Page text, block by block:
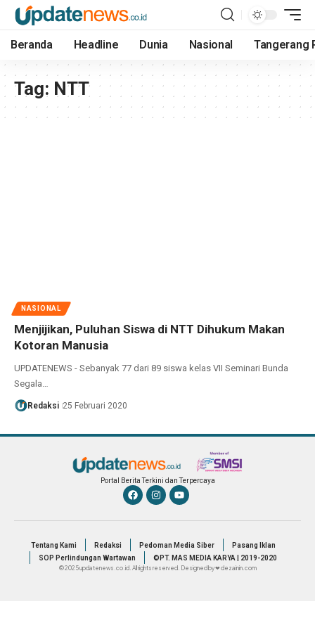
Beranda Headline Dunia Nasional Tangerang
Tag: NTT
NASIONAL
Menjijikan, Puluhan Siswa di NTT Dihukum Makan
Kotoran Manusia
UPDATENEWS - Sebanyak 77 dari 89 siswa kelas VII Seminari Bunda
Segala…
Redaksi 25 Februari 2020
Portal Berita Terkini dan Terpercaya
Tentang Kami Redaksi Pedoman Media Siber
Pasang Iklan
SOP Perlindungan Wartawan
©PT. MAS MEDIA KARYA | 2019-2020
© 2025 updatenews.co.id. All rights reserved. Designed by ❤ dezainin.com